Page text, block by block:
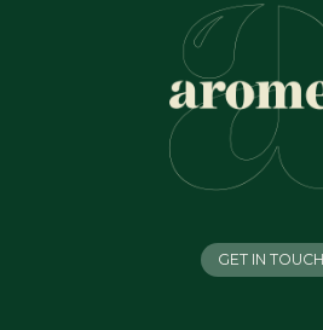
GET IN TOUCH